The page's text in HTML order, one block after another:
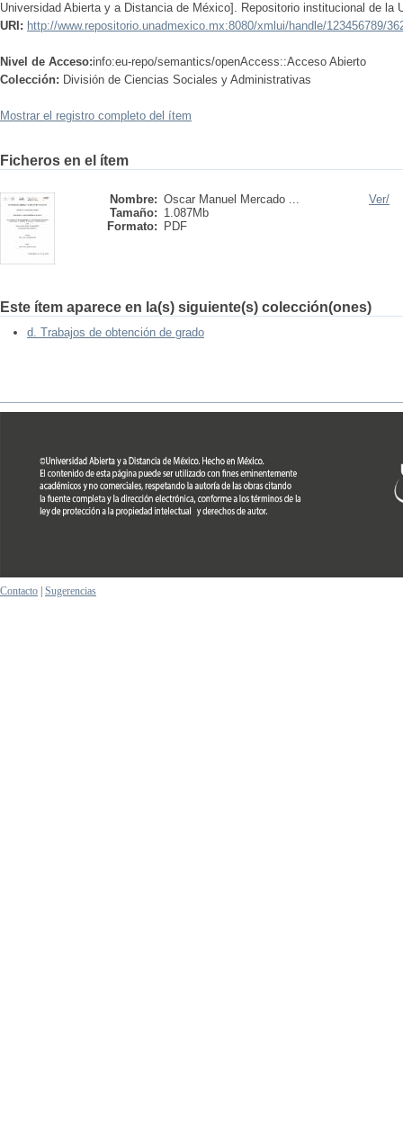
Universidad Abierta y a Distancia de México]. Repositorio institucional de la
URI: http://www.repositorio.unadmexico.mx:8080/xmlui/handle/123456789/
Nivel de Acceso:info:eu-repo/semantics/openAccess::Acceso Abierto
Colección: División de Ciencias Sociales y Administrativas
Mostrar el registro completo del ítem
Ficheros en el ítem
Nombre: Oscar Manuel Mercado ...
Tamaño: 1.087Mb
Formato:
PDF
Ver/
Este ítem aparece en la(s) siguiente(s) colección(ones)
d. Trabajos de obtención de grado
Contacto Sugerencias